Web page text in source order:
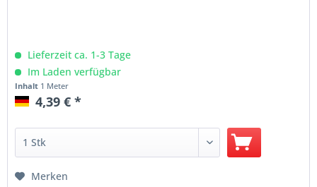
Lieferzeit ca. 1-3 Tage
Im Laden verfügbar
Inhalt 1 Meter
4,39 € *
Merken